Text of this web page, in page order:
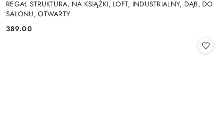
REGAŁ STRUKTURA, NA KSIĄŻKI, LOFT, INDUSTRIALNY, DĄB, DO
SALONU, OTWARTY
Cena:
389.00